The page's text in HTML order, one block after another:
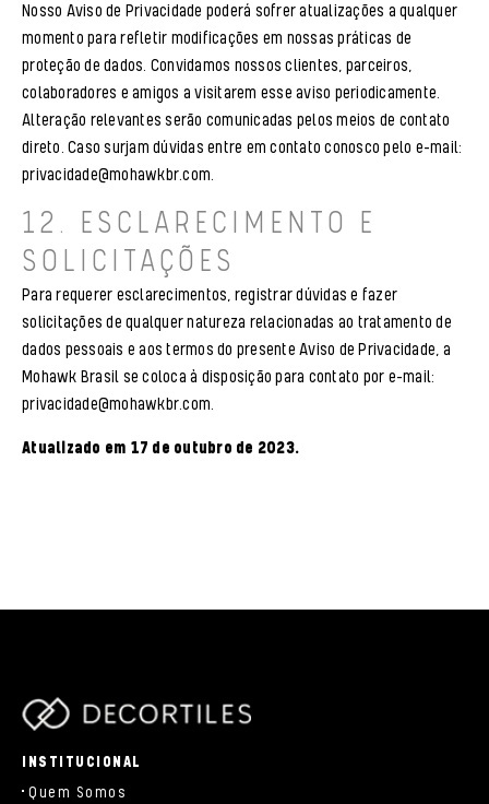
Nosso Aviso de Privacidade poderá sofrer atualizações a qualquer
momento para refletir modificações em nossas práticas de
proteção de dados. Convidamos nossos clientes, parceiros,
colaboradores e amigos a visitarem esse aviso periodicamente.
Alteração relevantes serão comunicadas pelos meios de contato
direto. Caso surjam dúvidas entre em contato conosco pelo e-mail:
privacidade@mohawkbr.com.
12. ESCLARECIMENTO E
SOLICITAÇÕES
Para requerer esclarecimentos, registrar dúvidas e fazer
solicitações de qualquer natureza relacionadas ao tratamento de
dados pessoais e aos termos do presente Aviso de Privacidade, a
Mohawk Brasil se coloca à disposição para contato por e-mail:
privacidade@mohawkbr.com.
Atualizado em 17 de outubro de 2023.
INSTITUCIONAL
Quem Somos